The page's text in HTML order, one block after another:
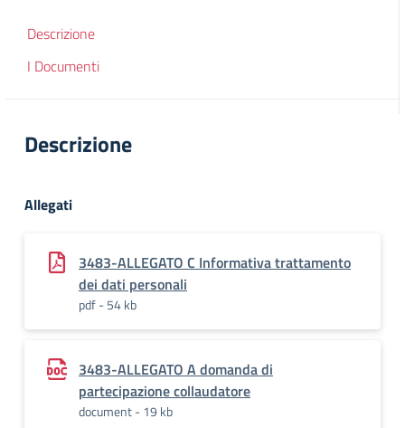
Descrizione
I Documenti
Descrizione
Allegati
3483-ALLEGATO C Informativa trattamento
dei dati personali
pdf - 54 kb
3483-ALLEGATO A domanda di
partecipazione collaudatore
document - 19 kb